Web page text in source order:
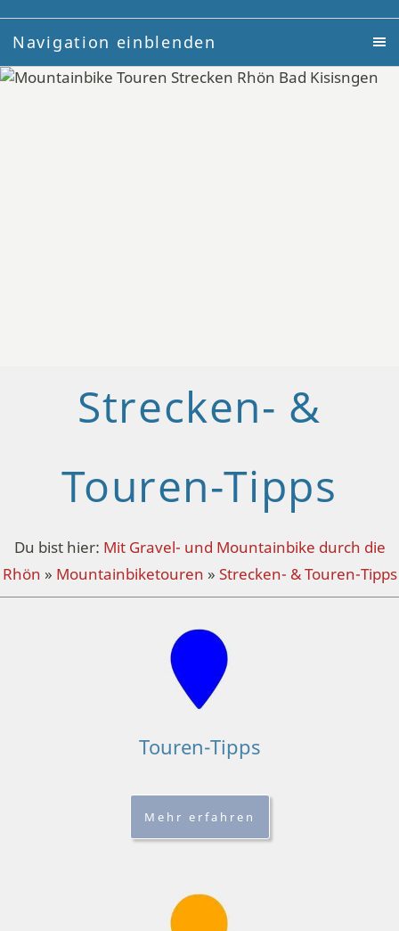
Navigation einblenden
Strecken- &
Touren-Tipps
Du bist hier: Mit Gravel- und Mountainbike durch die
Rhön » Mountainbiketouren » Strecken- & Touren-Tipps
Touren-Tipps
Mehr erfahren